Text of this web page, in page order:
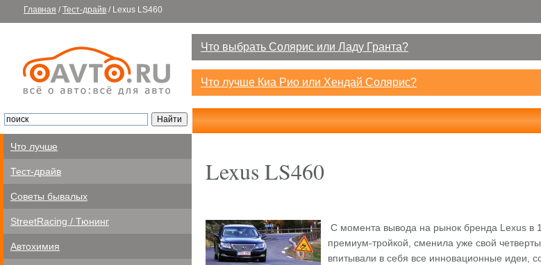
Главная / Тест-драйв / Lexus LS460
Что выбрать Солярис или Ладу Гранта?
Что лучше Киа Рио или Хендай Солярис?
Что лучше
Тест-драйв
Советы бывалых
StreetRacing / Тюнинг
Автохимия
Lexus LS460
С момента вывода на рынок бренда Lexus в
премиум-тройкой, сменила уже свой
впитывали в себя все инновационные идеи,